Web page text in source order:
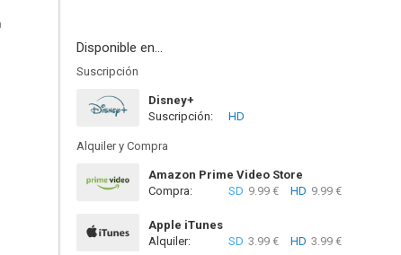
Disponible en...
Suscripción
Disney+
Suscripción:
HD
Alquiler y Compra
Amazon Prime Video Store
Compra:
SD 9.99 € HD 9.99 €
Apple iTunes
Alquiler:
SD 3.99 € HD 3.99 €